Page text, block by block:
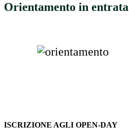
Orientamento in entrata
ISCRIZIONE AGLI OPEN-DAY